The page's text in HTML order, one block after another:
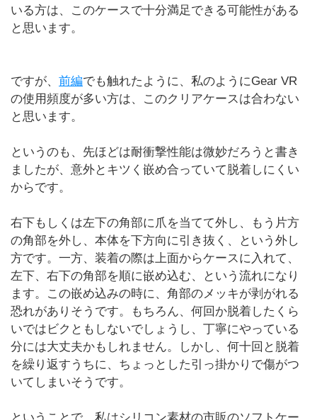
いる方は、このケースで十分満足できる可能性がある
と思います。
ですが、 前編でも触れたように、私のようにGear VR
の使用頻度が多い方は、このクリアケースは合わない
と思います。
というのも、先ほどは耐衝撃性能は微妙だろうと書き
ましたが、意外とキツく嵌め合っていて脱着しにくい
からです。
右下もしくは左下の角部に爪を当てて外し、もう片方
の角部を外し、本体を下方向に引き抜く、という外し
方です。一方、装着の際は上面からケースに入れて、
左下、右下の角部を順に嵌め込む、という流れになり
ます。この嵌め込みの時に、角部のメッキが剥がれる
恐れがありそうです。もちろん、何回か脱着したくら
いではビクともしないでしょうし、丁寧にやっている
分には大丈夫かもしれません。しかし、何十回と脱着
を繰り返すうちに、ちょっとした引っ掛かりで傷がつ
いてしまいそうです。